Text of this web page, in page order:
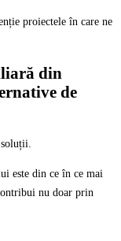
proiectele în care ne
din
de
este din ce în ce mai
nu doar prin